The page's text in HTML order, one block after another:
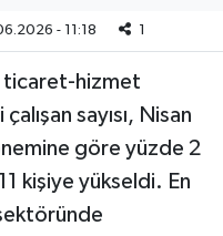
- 11:18 1
ticaret-hizmet
sayısı, Nisan
göre yüzde 2
kişiye yükseldi. En